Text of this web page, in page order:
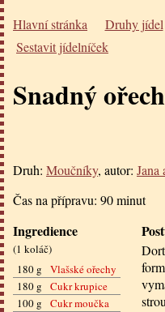
Hlavní stránka Druhy jídel
Sestavit jídelníček
Snadný
Druh: Moučníky, autor: Jana
Čas na přípravu: 90 minut
Ingredience
(1 koláč)
180 g
Vlašské ořechy
180 g
Cukr krupice
100 g
Cukr moučka